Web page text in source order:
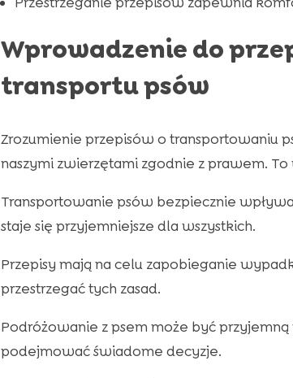
Wprowadzenie do
transportu psów
Zrozumienie przepisów o transportowaniu
naszymi zwierzętami zgodnie z prawem.
Transportowanie psów bezpiecznie
staje się przyjemniejsze dla wszystkich.
Przepisy mają na celu zapobieganie
przestrzegać tych zasad.
Podróżowanie z psem może być
podejmować świadome decyzje.